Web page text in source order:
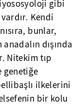
gibi
Kendi
bunlar,
dışında
Nitekim tıp
genetiğe
ilkelerini
bir kolu